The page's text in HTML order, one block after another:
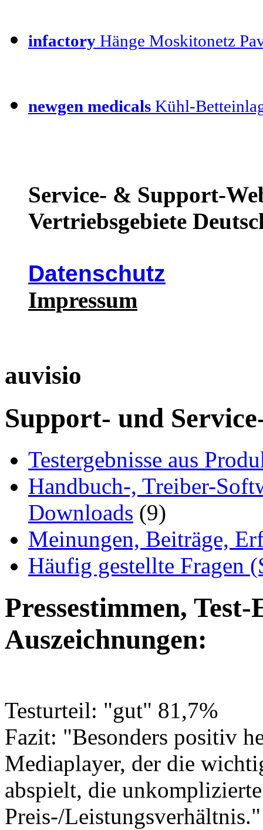
infactory Hänge Moskitonetz
newgen medicals Kühl-
Service- & Support-
Vertriebsgebiete
Datenschutz
Impressum
auvisio
Support- und
Testergebnisse aus
Handbuch-, Treiber-
Downloads (9)
Meinungen, Beiträge,
Häufig gestellte Fragen
Pressestimmen,
Auszeichnungen:
Testurteil: "gut" 81,7%
Fazit: "Besonders positiv
Mediaplayer, der die
abspielt, die
Preis-/Leistungsverhältnis."